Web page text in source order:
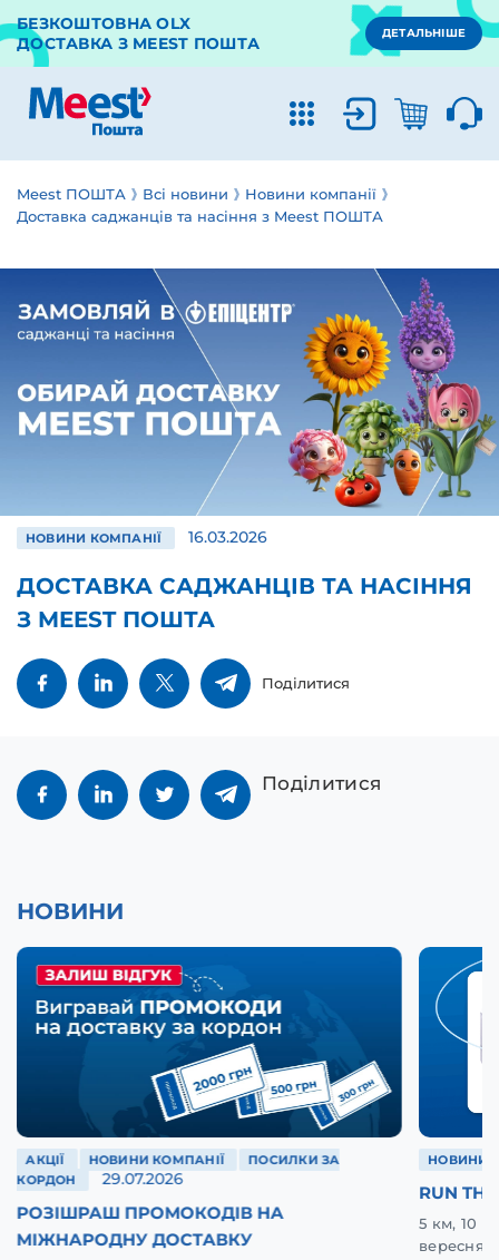
БЕЗКОШТОВНА OLX
ДОСТАВКА З MEEST ПОШТА
ДЕТАЛЬНІШЕ
Meest ПОШТА Всі новини
Новини компанії
Доставка саджанців та насіння з Meest ПОШТА
НОВИНИ КОМПАНІЇ 16.03.2026
ДОСТАВКА САДЖАНЦІВ ТА НАСІННЯ
З MEEST ПОШТА
Поділитися
Поділитися
НОВИНИ
АКЦІЇ НОВИНИ КОМПАНІЇ
ПОСИЛКИ ЗА
КОРДОН
29.07.2026
РОЗІШРАШ ПРОМОКОДІВ НА
МІЖНАРОДНУ ДОСТАВКУ
НОВИНИ
RUN
5 км, 10
вересня